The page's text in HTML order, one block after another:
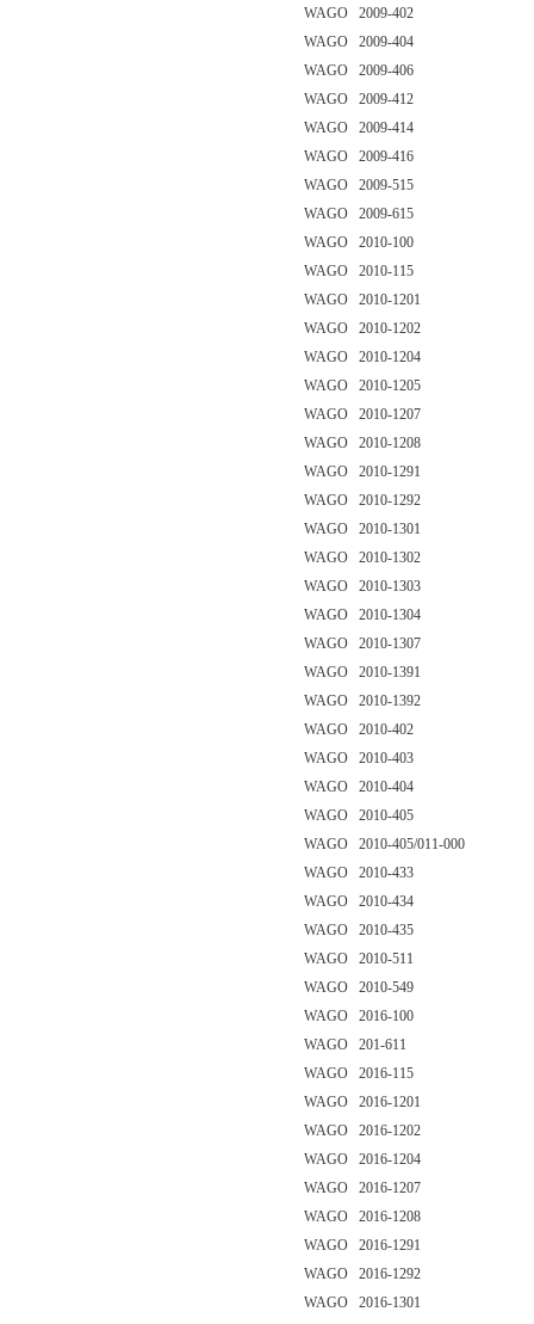
WAGO 2009-402
WAGO 2009-404
WAGO 2009-406
WAGO 2009-412
WAGO 2009-414
WAGO 2009-416
WAGO 2009-515
WAGO 2009-615
WAGO 2010-100
WAGO 2010-115
WAGO 2010-1201
WAGO 2010-1202
WAGO 2010-1204
WAGO 2010-1205
WAGO 2010-1207
WAGO 2010-1208
WAGO 2010-1291
WAGO 2010-1292
WAGO 2010-1301
WAGO 2010-1302
WAGO 2010-1303
WAGO 2010-1304
WAGO 2010-1307
WAGO 2010-1391
WAGO 2010-1392
WAGO 2010-402
WAGO 2010-403
WAGO 2010-404
WAGO 2010-405
WAGO 2010-405/011-000
WAGO 2010-433
WAGO 2010-434
WAGO 2010-435
WAGO 2010-511
WAGO 2010-549
WAGO 2016-100
WAGO 201-611
WAGO 2016-115
WAGO 2016-1201
WAGO 2016-1202
WAGO 2016-1204
WAGO 2016-1207
WAGO 2016-1208
WAGO 2016-1291
WAGO 2016-1292
WAGO 2016-1301